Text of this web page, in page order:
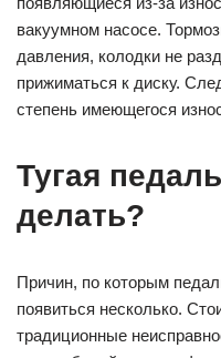
вакуумном насосе.
давления, колодки не
прижиматься к диску.
степень имеющегося
Тугая
делать?
Причин, по которым
появиться несколько.
традиционные